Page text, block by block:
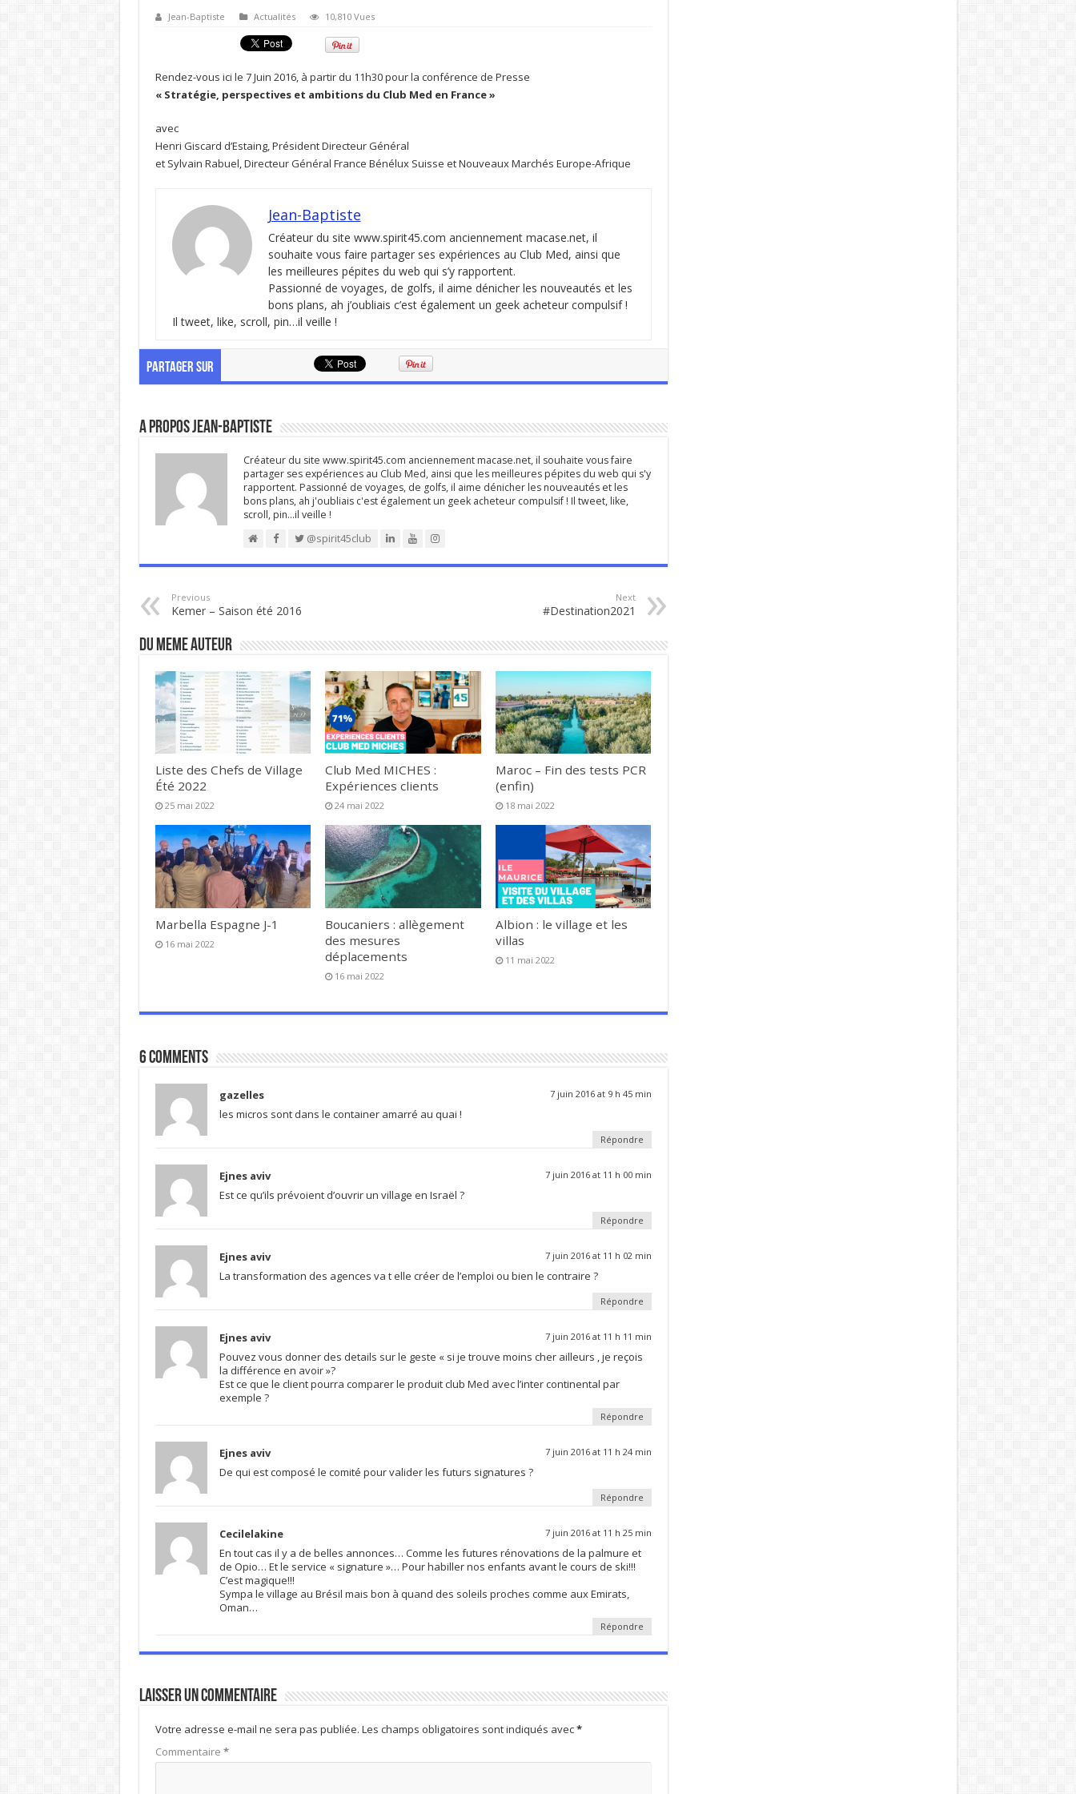
Jean-Baptiste Actualités 10,810 Vues
Rendez-vous ici le 7 Juin 2016, à partir du 11h30 pour la conférence de Presse
« Stratégie, perspectives et ambitions du Club Med en France »
avec
Henri Giscard d’Estaing, Président Directeur Général
et Sylvain Rabuel, Directeur Général France Bénélux Suisse et Nouveaux Marchés Europe-Afrique
Jean-Baptiste
Créateur du site www.spirit45.com anciennement macase.net, il
souhaite vous faire partager ses expériences au Club Med, ainsi que
les meilleures pépites du web qui s’y rapportent.
Passionné de voyages, de golfs, il aime dénicher les nouveautés et les
bons plans, ah j’oubliais c’est également un geek acheteur compulsif !
Il tweet, like, scroll, pin…il veille !
PARTAGER SUR
A propos Jean-Baptiste
Créateur du site www.spirit45.com anciennement macase.net, il souhaite vous faire
partager ses expériences au Club Med, ainsi que les meilleures pépites du web qui s'y
rapportent. Passionné de voyages, de golfs, il aime dénicher les nouveautés et les
bons plans, ah j'oubliais c'est également un geek acheteur compulsif ! Il tweet, like,
scroll, pin…il veille !
@spirit45club
Previous
Kemer – Saison été 2016
Next
#Destination2021
DU MEME AUTEUR
Liste des Chefs de Village
Été 2022
25 mai 2022
Club Med MICHES :
Expériences clients
24 mai 2022
Maroc – Fin des tests PCR
(enfin)
18 mai 2022
Marbella Espagne J-1
16 mai 2022
Boucaniers : allègement
des mesures
déplacements
16 mai 2022
Albion : le village et les
villas
11 mai 2022
6 comments
gazelles 7 juin 2016 at 9 h 45 min
les micros sont dans le container amarré au quai !
Répondre
Ejnes aviv 7 juin 2016 at 11 h 00 min
Est ce qu’ils prévoient d’ouvrir un village en Israël ?
Répondre
Ejnes aviv 7 juin 2016 at 11 h 02 min
La transformation des agences va t elle créer de l’emploi ou bien le contraire ?
Répondre
Ejnes aviv 7 juin 2016 at 11 h 11 min
Pouvez vous donner des details sur le geste « si je trouve moins cher ailleurs , je reçois
la différence en avoir »?
Est ce que le client pourra comparer le produit club Med avec l’inter continental par
exemple ?
Répondre
Ejnes aviv 7 juin 2016 at 11 h 24 min
De qui est composé le comité pour valider les futurs signatures ?
Répondre
Cecilelakine 7 juin 2016 at 11 h 25 min
En tout cas il y a de belles annonces… Comme les futures rénovations de la palmure et
de Opio… Et le service « signature »… Pour habiller nos enfants avant le cours de ski!!!
C’est magique!!!
Sympa le village au Brésil mais bon à quand des soleils proches comme aux Emirats,
Oman…
Répondre
Laisser un commentaire
Votre adresse e-mail ne sera pas publiée. Les champs obligatoires sont indiqués avec*
Commentaire *